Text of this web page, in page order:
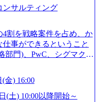
ンサルティング
割を戦略案件を占め、か
事ができるということ
部門)、PwC、シグマクシ
伸ばす新興ファーム。
プロダクト、地方創
、福岡や北海道在中者
(金) 16:00
(土) 10:00以降開始～